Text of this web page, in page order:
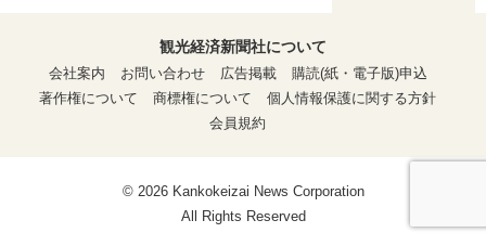
観光経済新聞社について
会社案内
お問い合わせ 広告掲載
購読(紙・電子版)申込
著作権について
商標権について
個人情報保護に関する方針
会員規約
© 2026 Kankokeizai News Corporation
All Rights Reserved